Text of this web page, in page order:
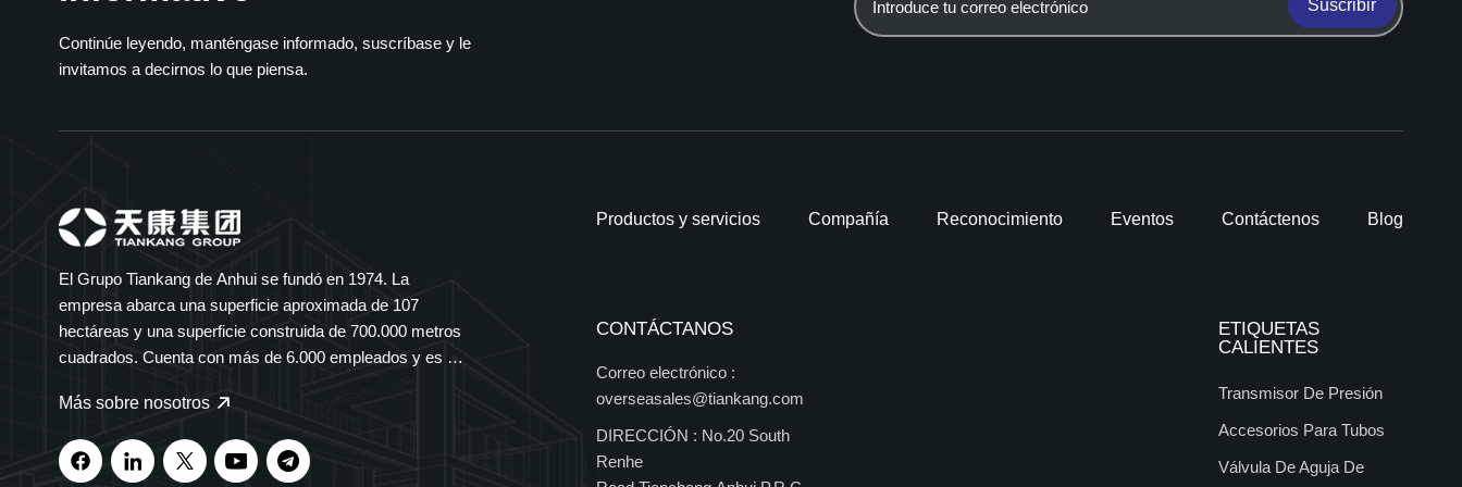
Continúe leyendo, manténgase informado, suscríbase y le
invitamos a decirnos lo que piensa.
Suscribir
El Grupo Tiankang de Anhui se fundó en 1974. La
empresa abarca una superficie aproximada de 107
hectáreas y una superficie construida de 700.000 metros
cuadrados. Cuenta con más de 6.000 empleados y es un
Grupo Tiankang se especializa en instrumentos y
medidores, cables ópticos, productos médicos y
farmacéuticos, equipos eléctricos inteligentes y bandejas
Más sobre nosotros
Productos y servicios Compañía Reconocimiento Eventos Contáctenos Blog
CONTÁCTANOS
Correo electrónico :
overseasales@tiankang.com
DIRECCIÓN : No.20 South
Renhe
ETIQUETAS
CALIENTES
Transmisor De Presión
Accesorios Para Tubos
Válvula De Aguja De